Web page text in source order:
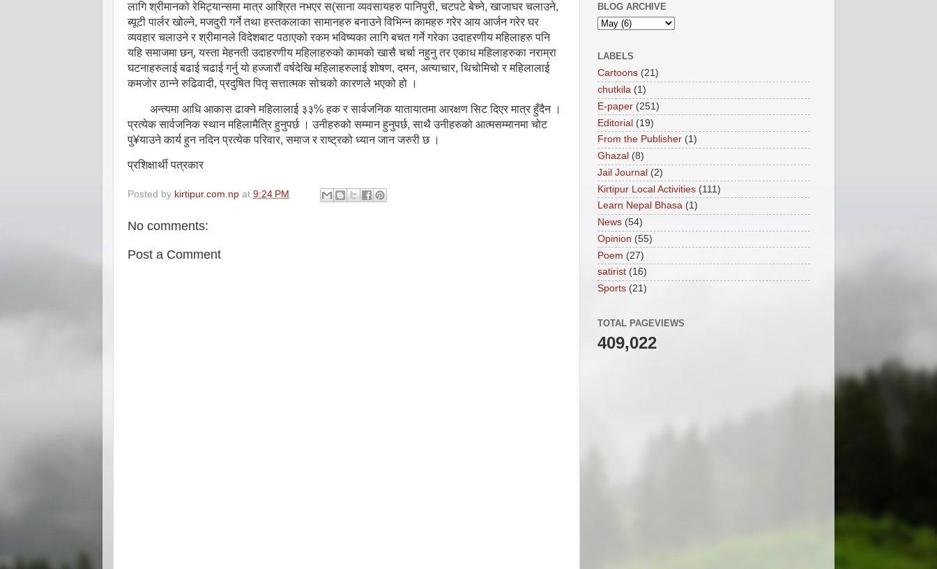
लागि श्रीमानको रेमिट्यान्समा मात्र आश्रित नभएर स(साना व्यवसायहरु पानिपुरी, चटपटे बेच्ने, खाजाघर चलाउने,
ब्यूटी पार्लर खोल्ने, मजदुरी गर्ने तथा हस्तकलाका सामानहरु बनाउने विभिन्न कामहरु गरेर आय आर्जन गरेर घर
व्यवहार चलाउने र श्रीमानले विदेशबाट पठाएको रकम भविष्यका लागि बचत गर्ने गरेका उदाहरणीय महिलाहरु पनि
यहि समाजमा छन्, यस्ता मेहनती उदाहरणीय महिलाहरुको कामको खासै चर्चा नहुनु तर एकाध महिलाहरुका नराम्रा
घटनाहरुलाई बढाई चढाई गर्नु यो हज्जारौं वर्षदेखि महिलाहरुलाई शोषण, दमन, अत्याचार, थिचोमिचो र महिलालाई
कमजोर ठान्ने रुढिवादी, प्रदुषित पितृ सत्तात्मक सोचको कारणले भएको हो ।
अन्त्यमा आधि आकास ढाक्ने महिलालाई ३३% हक र सार्वजनिक यातायातमा आरक्षण सिट दिएर मात्र हुँदैन ।
प्रत्येक सार्वजनिक स्थान महिलामैत्रि हुनुपर्छ । उनीहरुको सम्मान हुनुपर्छ, साथै उनीहरुको आत्मसम्मानमा चोट
पु¥याउने कार्य हुन नदिन प्रत्येक परिवार, समाज र राष्ट्रको ध्यान जान जरुरी छ ।
प्रशिक्षार्थी पत्रकार
Posted by kirtipur.com.np at 9:24 PM
No comments:
Post a Comment
BLOG ARCHIVE
LABELS
Cartoons (21)
chutkila (1)
E-paper (251)
Editorial (19)
From the Publisher (1)
Ghazal (8)
Jail Journal (2)
Kirtipur Local Activities (111)
Learn Nepal Bhasa (1)
News (54)
Opinion (55)
Poem (27)
satirist (16)
Sports (21)
TOTAL PAGEVIEWS
409,022